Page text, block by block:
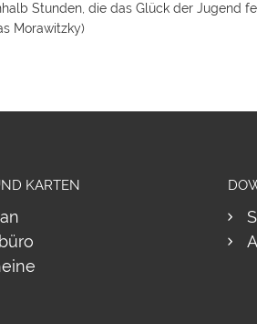
Stunden, die das Glück der Jugend
Morawitzky)
KARTEN